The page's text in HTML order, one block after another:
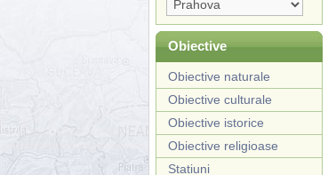
Obiective
Obiective naturale
Obiective culturale
Obiective istorice
Obiective religioase
Statiuni